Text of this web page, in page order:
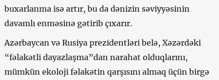
buxarlanma isə artır, bu da dənizin səviyyəsinin
davamlı enməsinə gətirib çıxarır.
Azərbaycan və Rusiya prezidentləri belə, Xəzərdəki
“fəlakətli dayazlaşma”dan narahat olduqlarını,
mümkün ekoloji fəlakətin qarşısını almaq üçün birgə